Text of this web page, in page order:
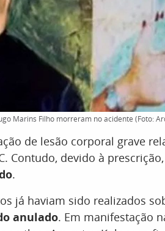
Marins Filho morreram no acidente (Foto:
de lesão corporal grave
Contudo, devido à
.
já haviam sido realizados
anulado. Em manifestação